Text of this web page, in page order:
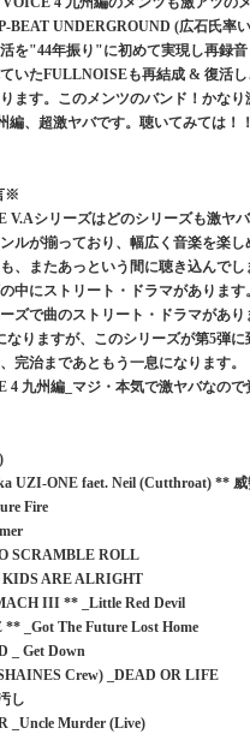
BEAT UNDERGROUND (広石氏率
を"44年振り"に初めて実現し再録
いたFULLNOISEも再結成 & 復活
ます。このメンツのバンド！かな
編、超激ヤバです。聴いてみては！
※
V.Aシリーズはどのシリーズも激ヤ
ルが揃っており、幅広く音楽を楽
、またあっという間に聴き込んで
中にストリート・ドラマがあります。
ズで曲のストリート・ドラマがあ
なりますが、このシリーズが第5弾
完治まであともう一息になります。
4 九州編_マジ・本気で激ヤバなので
UZI-ONE faet. Neil (Cutthroat) **
Fire
SCRAMBLE ROLL
KIDS ARE ALRIGHT
III ** _Little Red Devil
_Got The Future Lost Home
_ Get Down
Crew) _DEAD OR LIFE
し
_Uncle Murder (Live)